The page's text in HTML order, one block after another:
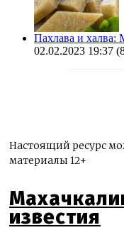
Пахлава и халва:
02.02.2023 19:37
Настоящий ресурс
материалы 12+
известия